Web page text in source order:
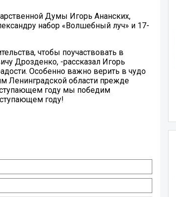
Думы Игорь Ананских,
набор «Волшебный луч» и 17-
чтобы поучаствовать в
Дрозденко, -рассказал Игорь
Особенно важно верить в чудо
Ленинградской области прежде
году мы победим
году!